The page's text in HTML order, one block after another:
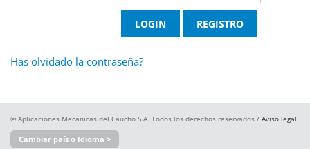
Has olvidado la contraseña?
© Aplicaciones Mecánicas del Caucho S.A. Todos los derechos reservados / Aviso legal
Cambiar país o Idioma >